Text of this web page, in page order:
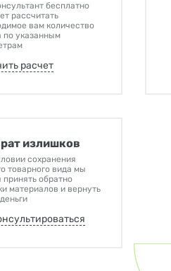
бесплатно
рассчитать
вам количество
по указанным
расчет
излишков
сохранения
товарного вида мы
принять обратно
материалов и вернуть